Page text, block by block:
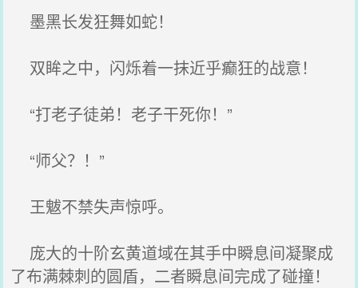
墨黑长发狂舞如蛇！
双眸之中，闪烁着一抹近乎癫狂的战意！
“打老子徒弟！老子干死你！”
“师父？！”
王魃不禁失声惊呼。
庞大的十阶玄黄道域在其手中瞬息间凝聚成
了布满棘刺的圆盾，二者瞬息间完成了碰撞！